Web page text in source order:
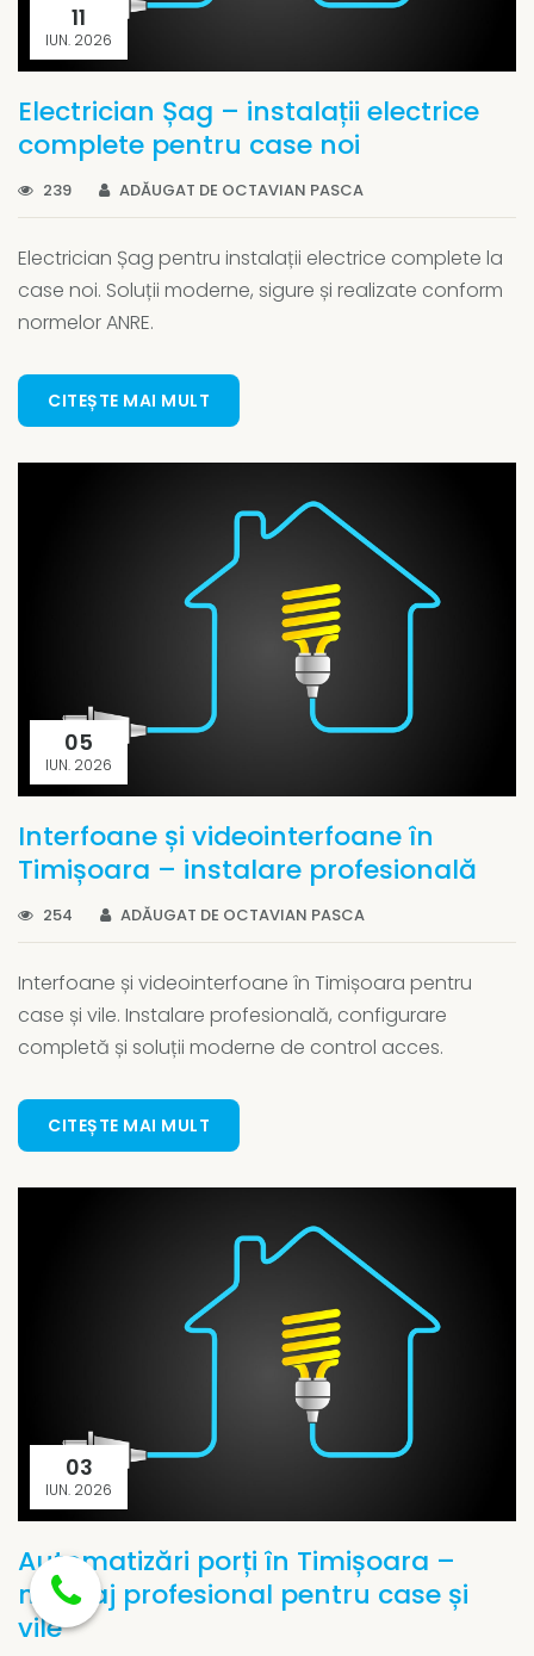
11
IUN. 2026
Electrician Șag – instalații electrice
complete pentru case noi
239 ADĂUGAT DE OCTAVIAN PASCA
Electrician Șag pentru instalații electrice complete la
case noi. Soluții moderne, sigure și realizate conform
normelor ANRE.
CITEȘTE MAI MULT
05
IUN. 2026
Interfoane și videointerfoane în
Timișoara – instalare profesională
254 ADĂUGAT DE OCTAVIAN PASCA
Interfoane și videointerfoane în Timișoara pentru
case și vile. Instalare profesională, configurare
completă și soluții moderne de control acces.
CITEȘTE MAI MULT
03
IUN. 2026
Automatizări porți în Timișoara –
montaj profesional pentru case și
vile